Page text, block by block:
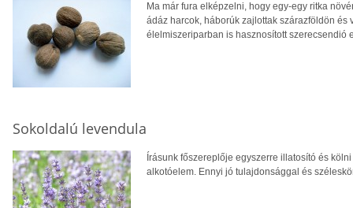
Ma már fura elképzelni, hogy egy-egy ritka
ádáz harcok, háborúk zajlottak szárazföldön és
élelmiszeriparban is hasznosított szerecsendió
Sokoldalú levendula
Írásunk főszereplője egyszerre illatosító és
alkotóelem. Ennyi jó tulajdonsággal és